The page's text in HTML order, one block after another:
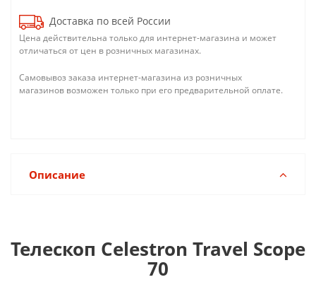
Доставка по всей России
Цена действительна только для интернет-магазина и может
отличаться от цен в розничных магазинах.
Самовывоз заказа интернет-магазина из розничных
магазинов возможен только при его предварительной оплате.
Описание
Телескоп Celestron Travel Scope
70